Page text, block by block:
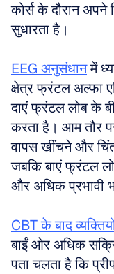
कोर्स के दौरान
सुधारता है।
EEG अनुसंधान में
क्षेत्र फ्रंटल अल्फा
दाएं फ्रंटल लोब के
करता है। आम तौर
वापस खींचने और
जबकि बाएं फ्रंटल
और अधिक प्रभावी
CBT के बाद
बाईं ओर अधिक
पता चलता है कि